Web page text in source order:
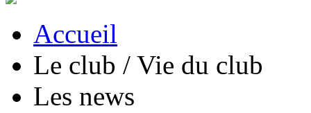
Accueil
Le club / Vie du club
Les news